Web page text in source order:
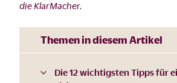
die KlarMacher.
Themen in diesem Artikel
Die 12 wichtigsten Tipps für